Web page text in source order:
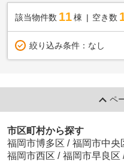
該当物件数 11棟 空き数
絞り込み条件： なし
ペ
市区町村から探す
福岡市博多区 / 福岡市中央
福岡市西区 / 福岡市早良区